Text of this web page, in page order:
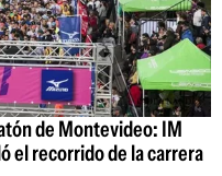
de Montevideo: IM
el recorrido de la carrera